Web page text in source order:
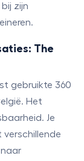
zijn
The
gebruikte 360
Het
Je
verschillende